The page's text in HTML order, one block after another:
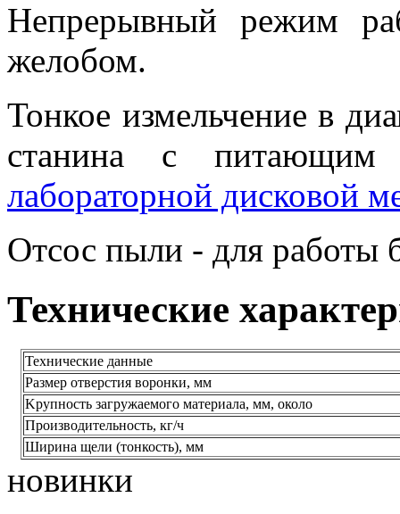
Непрерывный режим
желобом.
Тонкое измельчение в
станина с
лабораторной дисковой
Отсос пыли - для работы
Технические
Технические данные
Размер отверстия воронки, мм
Kрупность загружаемого материала, мм, около
Производительность, кг/ч
Ширина щели (тонкость), мм
новинки